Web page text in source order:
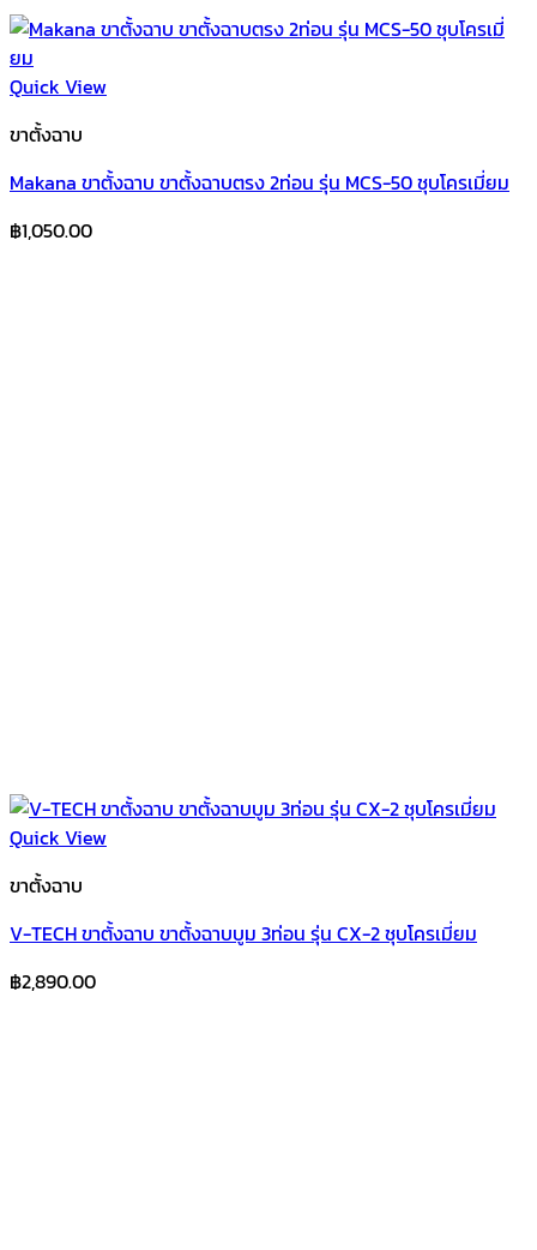
Quick View
ขาตั้งฉาบ
Makana ขาตั้งฉาบ ขาตั้งฉาบตรง 2ท่อน รุ่น MCS-50 ชุบโครเมี่ยม
฿1,050.00
Quick View
ขาตั้งฉาบ
V-TECH ขาตั้งฉาบ ขาตั้งฉาบบูม 3ท่อน รุ่น CX-2 ชุบโครเมี่ยม
฿2,890.00